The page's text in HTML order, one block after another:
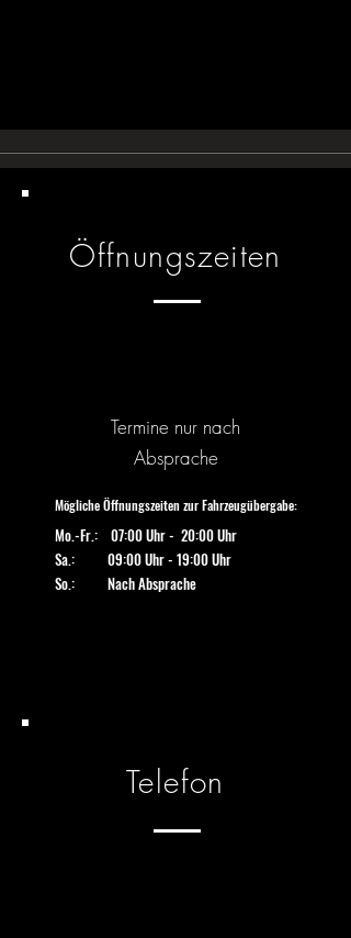
Öffnungszeiten
Termine nur nach
Absprache
Mögliche Öffnungszeiten zur Fahrzeugübergabe:
Mo.-Fr.: 07:00 Uhr - 20:00 Uhr
Sa.: 09:00 Uhr - 19:00 Uhr
So.: Nach Absprache
Telefon